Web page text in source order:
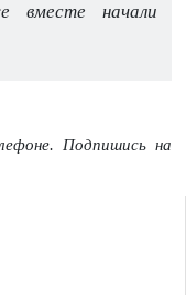
вместе начали
Подпишись на